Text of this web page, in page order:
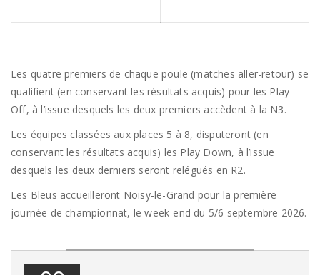
Les quatre premiers de chaque poule (matches aller-retour) se
qualifient (en conservant les résultats acquis) pour les Play
Off, à l’issue desquels les deux premiers accèdent à la N3.
Les équipes classées aux places 5 à 8, disputeront (en
conservant les résultats acquis) les Play Down, à l’issue
desquels les deux derniers seront relégués en R2.
Les Bleus accueilleront Noisy-le-Grand pour la première
journée de championnat, le week-end du 5/6 septembre 2026.